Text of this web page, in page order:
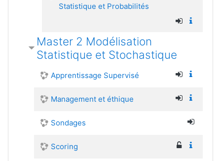
Statistique et Probabilités
Master 2 Modélisation
Statistique et Stochastique
Apprentissage Supervisé
Management et éthique
Sondages
Scoring